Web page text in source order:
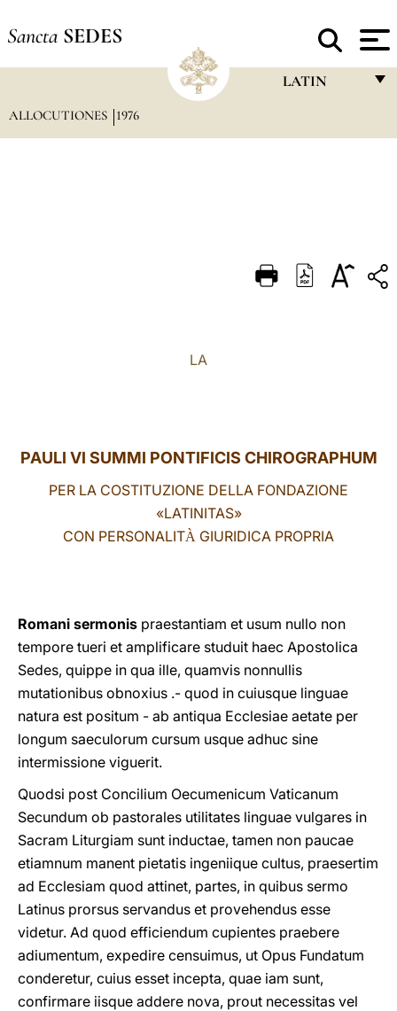
Sancta SEDES
LATIN
DEUTSCH
ALLOCUTIONES 1976
LA
PAULI VI SUMMI PONTIFICIS CHIROGRAPHUM
PER LA COSTITUZIONE DELLA FONDAZIONE
«LATINITAS»
CON PERSONALITÀ GIURIDICA PROPRIA
Romani sermonis praestantiam et usum nullo non
tempore tueri et amplificare studuit haec Apostolica
Sedes, quippe in qua ille, quamvis nonnullis
mutationibus obnoxius .- quod in cuiusque linguae
natura est positum - ab antiqua Ecclesiae aetate per
longum saeculorum cursum usque adhuc sine
intermissione viguerit.
Quodsi post Concilium Oecumenicum Vaticanum
Secundum ob pastorales utilitates linguae vulgares in
Sacram Liturgiam sunt inductae, tamen non paucae
etiamnum manent pietatis ingeniique cultus, praesertim
ad Ecclesiam quod attinet, partes, in quibus sermo
Latinus prorsus servandus et provehendus esse
videtur. Ad quod efficiendum cupientes praebere
adiumentum, expedire censuimus, ut Opus Fundatum
conderetur, cuius esset incepta, quae iam sunt,
confirmare iisque addere nova, prout necessitas vel